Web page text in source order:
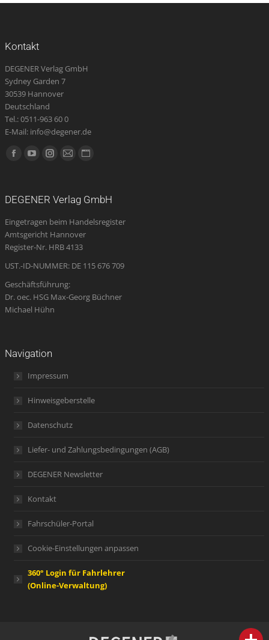
Kontakt
DEGENER Verlag GmbH
Sydney Garden 7
30539 Hannover
Deutschland
Tel.: 0511-963 60 0
E-Mail: info@degener.de
Finden Sie uns auf:
Facebook
new
window
YouTube
new
window
Instagram
new
window
E-
opens
in
new
Website
new
DEGENER Verlag GmbH
Eingetragen beim Handelsregister
Amtsgericht Hannover
Register-Nr. HRB 4133
UST.-ID-NUMMER: DE 115 676 709
Geschäftsführung:
Dr. oec. HSG Max-Georg Büchner
Michael Hühn
Navigation
Impressum
Hinweisgeberstelle
Datenschutz
Liefer- und Zahlungsbedingungen (AGB)
DEGENER Newsletter
Kontakt
Fahrschüler-Portal
Cookie-Einstellungen anpassen
360° Login für Fahrlehrer
(Online-Verwaltung)
person IHR FACHBERATER